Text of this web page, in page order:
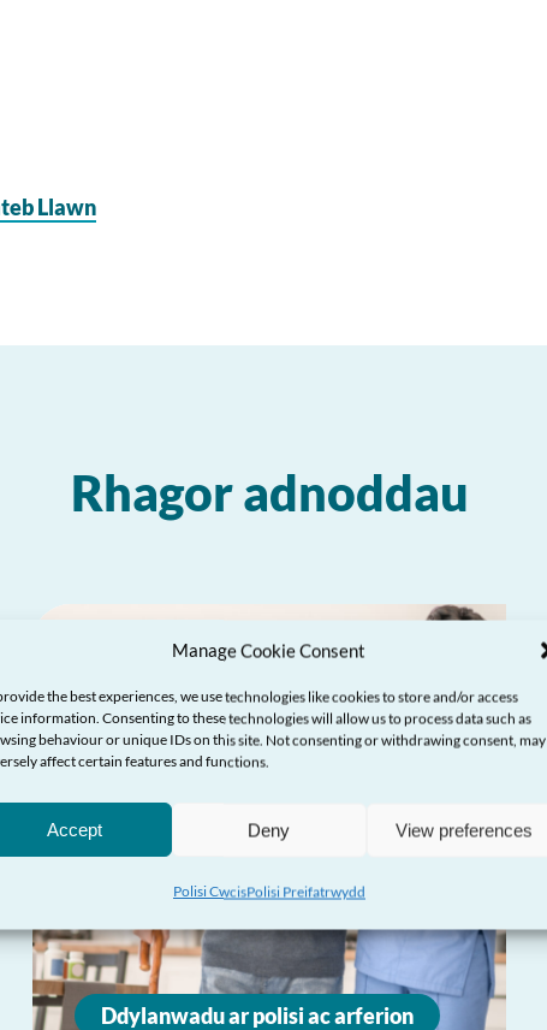
Manage Cookie Consent
the best experiences, we use technologies like cookies to store and/or access
information. Consenting to these technologies will allow us to process data such as
behaviour or unique IDs on this site. Not consenting or withdrawing consent, may
affect certain features and functions.
Accept Deny View preferences
Polisi CwcisPolisi Preifatrwydd
Llawn
Rhagor adnoddau
Ddylanwadu ar polisi ac arferion